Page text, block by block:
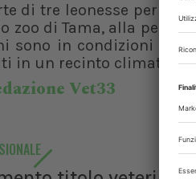
di tre leonesse per
zoo di Tama, alla
sono in condizioni
in un recinto
Vet33